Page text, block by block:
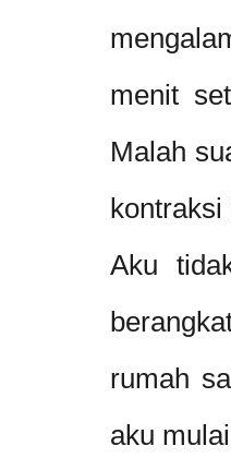
menit
Malah
kontraksi
Aku
rumah
aku